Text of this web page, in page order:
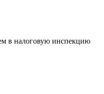
в налоговую инспекцию